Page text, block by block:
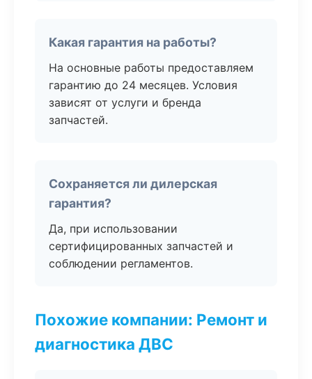
Какая гарантия на работы?
На основные работы предоставляем
гарантию до 24 месяцев. Условия
зависят от услуги и бренда
запчастей.
Сохраняется ли дилерская
гарантия?
Да, при использовании
сертифицированных запчастей и
соблюдении регламентов.
Похожие компании: Ремонт и
диагностика ДВС